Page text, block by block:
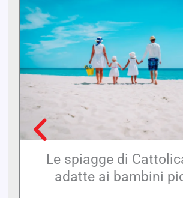
Le spiagge di
adatte ai bambini